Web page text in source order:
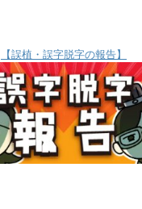
【誤植・誤字脱字の報告】